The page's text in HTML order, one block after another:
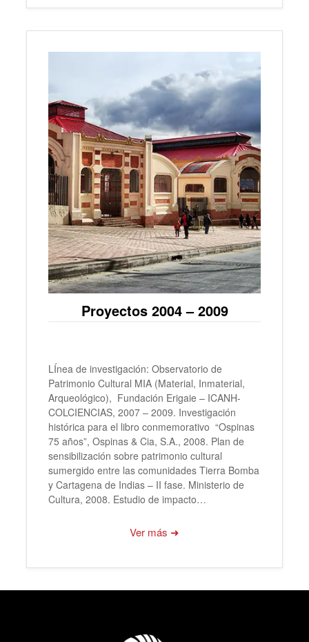
Proyectos 2004 – 2009
LÍnea de investigación: Observatorio de
Patrimonio Cultural MIA (Material, Inmaterial,
Arqueológico), Fundación Erigaie – ICANH-
COLCIENCIAS, 2007 – 2009. Investigación
histórica para el libro conmemorativo “Ospinas
75 años”, Ospinas & Cia, S.A., 2008. Plan de
sensibilización sobre patrimonio cultural
sumergido entre las comunidades Tierra Bomba
y Cartagena de Indias – II fase. Ministerio de
Cultura, 2008. Estudio de impacto…
Ver más ➜